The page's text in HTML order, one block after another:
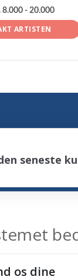
8.000 - 20.000
ARTISTEN
seneste
os dine